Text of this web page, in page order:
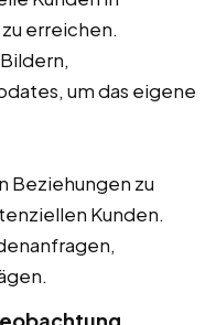
erreichen.
um das eigene
Beziehungen zu
Kunden.